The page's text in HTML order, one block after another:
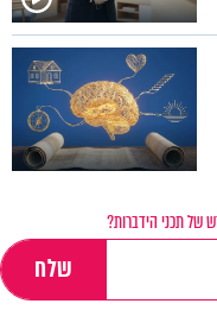
של תכני הידברות?